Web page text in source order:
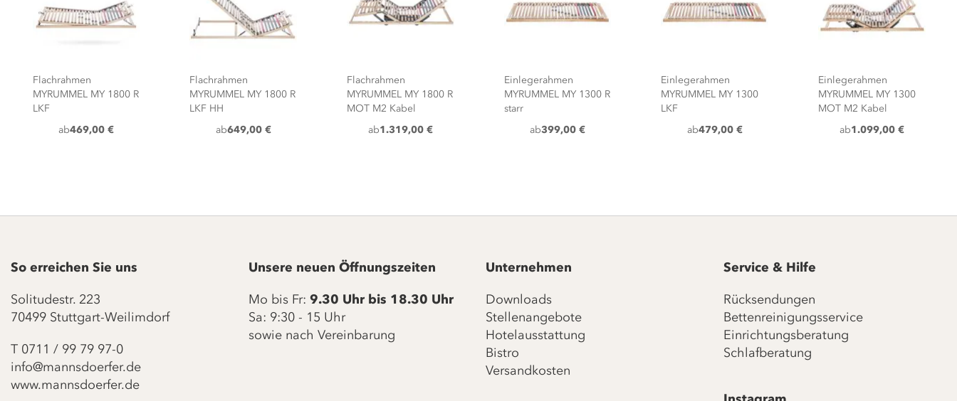
Flachrahmen
MYRUMMEL MY 1800 R
LKF
ab469,00 €
Flachrahmen
MYRUMMEL MY 1800 R
LKF HH
ab649,00 €
Flachrahmen
MYRUMMEL MY 1800 R
MOT M2 Kabel
ab1.319,00 €
Einlegerahmen
MYRUMMEL MY 1300 R
starr
ab399,00 €
Einlegerahmen
MYRUMMEL MY 1300
LKF
ab479,00 €
Einlegerahmen
MYRUMMEL MY 1300
MOT M2 Kabel
ab1.099,00 €
So erreichen Sie uns
Solitudestr. 223
70499 Stuttgart-Weilimdorf
T 0711 / 99 79 97-0
info@mannsdoerfer.de
www.mannsdoerfer.de
Unsere neuen Öffnungszeiten
Mo bis Fr: 9.30 Uhr bis 18.30 Uhr
Sa: 9:30 - 15 Uhr
sowie nach Vereinbarung
Unternehmen
Downloads
Stellenangebote
Hotelausstattung
Bistro
Versandkosten
Service & Hilfe
Rücksendungen
Bettenreinigungsservice
Einrichtungsberatung
Schlafberatung